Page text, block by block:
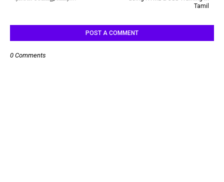
Tamil
POST A COMMENT
0 Comments